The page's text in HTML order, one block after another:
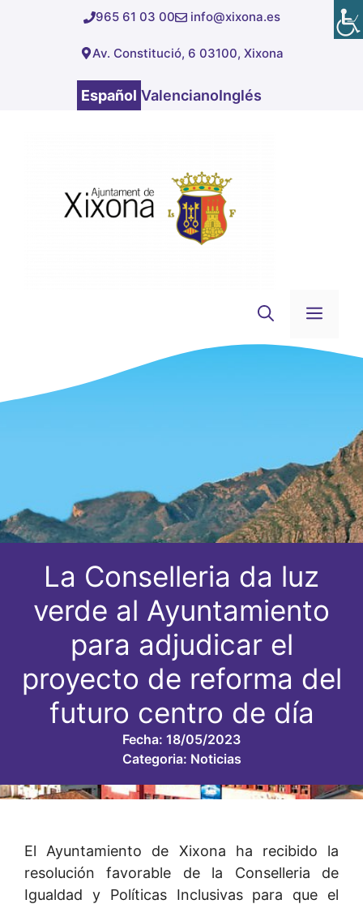
965 61 03 00 info@xixona.es
Av. Constitució, 6 03100, Xixona
Español ValencianoInglés
La Conselleria da luz
verde al Ayuntamiento
para adjudicar el
proyecto de reforma del
futuro centro de día
Fecha: 18/05/2023
Categoria: Noticias
El Ayuntamiento de Xixona ha recibido la
resolución favorable de la Conselleria de
Igualdad y Políticas Inclusivas para que el